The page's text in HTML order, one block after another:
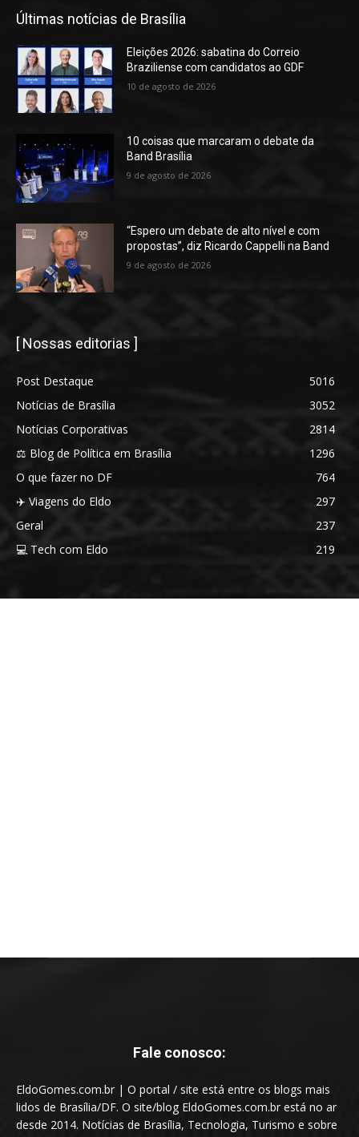
Últimas notícias de Brasília
Eleições 2026: sabatina do Correio
Braziliense com candidatos ao GDF
10 de agosto de 2026
10 coisas que marcaram o debate da
Band Brasília
9 de agosto de 2026
“Espero um debate de alto nível e com
propostas”, diz Ricardo Cappelli na Band
9 de agosto de 2026
[ Nossas editorias ]
Post Destaque
5016
Notícias de Brasília
3052
Notícias Corporativas
2814
⚖️ Blog de Política em Brasília
1296
O que fazer no DF
764
✈️ Viagens do Eldo
297
Geral
237
💻 Tech com Eldo
219
Fale conosco:
EldoGomes.com.br | O portal / site está entre os blogs mais
lidos de Brasília/DF. O site/blog EldoGomes.com.br está no ar
desde 2014. Notícias de Brasília, Tecnologia, Turismo e sobre